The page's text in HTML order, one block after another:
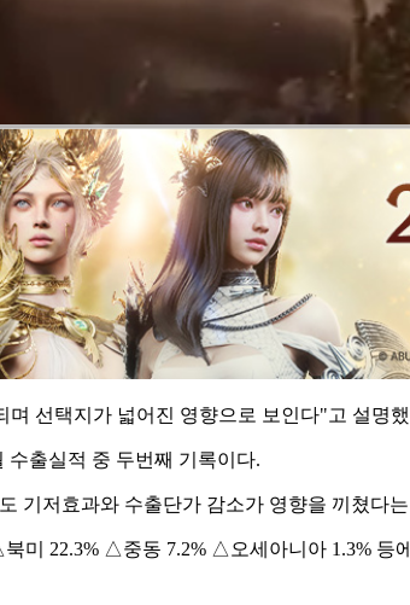
선택지가 넓어진 영향으로 보인다"고 설명
수출실적 중 두번째 기록이다.
기저효과와 수출단가 감소가 영향을 끼쳤다
미 22.3% △중동 7.2% △오세아니아 1.3% 등